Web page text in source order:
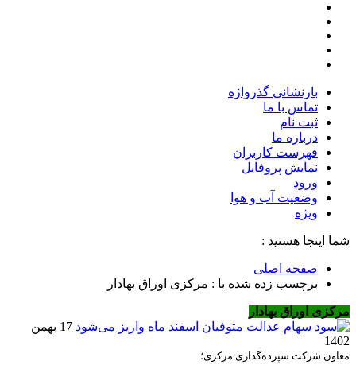
بازنشانی گذرواژه
تماس با ما
ثبت نام
درباره ما
فهرست کاربران
نمایش پروفایل
ورود
وضعیت آب و هوا
ویژه
شما اینجا هستید :
صفحه اصلی
برچسب زده شده با : مرکزی اوراق بهادار
مرکزی اوراق بهادار
17 بهمن
1402
معاون شرکت سپرده‌گذاری مرکزی؛